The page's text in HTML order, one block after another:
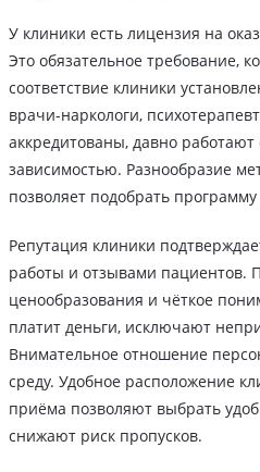
У клиники есть лицензия на
Это обязательное требование,
соответствие клиники
врачи-наркологи,
аккредитованы, давно работают
зависимостью. Разнообразие
позволяет подобрать
Репутация клиники
работы и отзывами пациентов.
ценообразования и чёткое
платит деньги, исключают
Внимательное отношение
среду. Удобное расположение
приёма позволяют выбрать
снижают риск пропусков.